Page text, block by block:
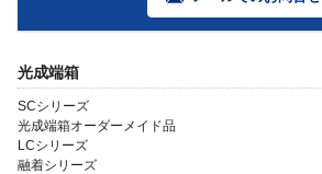
光成端箱
SCシリーズ
光成端箱オーダーメイド品
LCシリーズ
融着シリーズ